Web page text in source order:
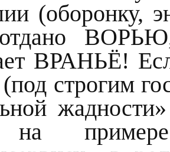
(оборонку,
ВРАНЬЁ!
строгим
на